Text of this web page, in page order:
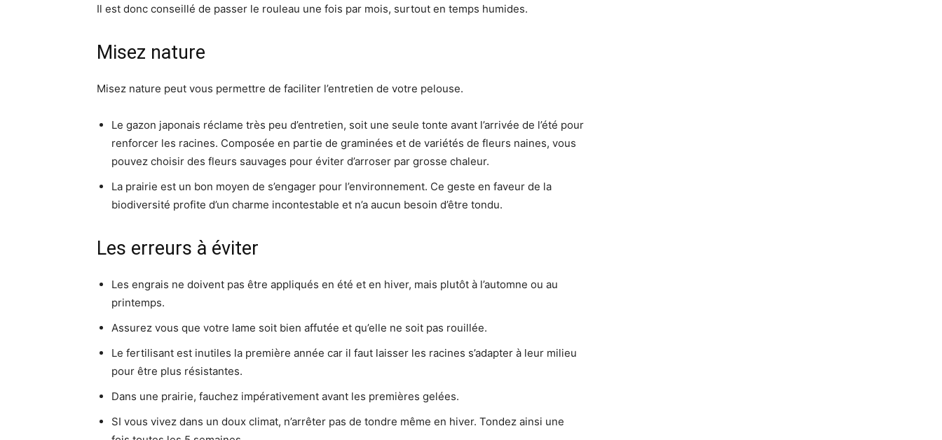
Il est donc conseillé de passer le rouleau une fois par mois, surtout en temps humides.
Misez nature
Misez nature peut vous permettre de faciliter l’entretien de votre pelouse.
Le gazon japonais réclame très peu d’entretien, soit une seule tonte avant l’arrivée de l’été pour
renforcer les racines. Composée en partie de graminées et de variétés de fleurs naines, vous
pouvez choisir des fleurs sauvages pour éviter d’arroser par grosse chaleur.
La prairie est un bon moyen de s’engager pour l’environnement. Ce geste en faveur de la
biodiversité profite d’un charme incontestable et n’a aucun besoin d’être tondu.
Les erreurs à éviter
Les engrais ne doivent pas être appliqués en été et en hiver, mais plutôt à l’automne ou au
printemps.
Assurez vous que votre lame soit bien affutée et qu’elle ne soit pas rouillée.
Le fertilisant est inutiles la première année car il faut laisser les racines s’adapter à leur milieu
pour être plus résistantes.
Dans une prairie, fauchez impérativement avant les premières gelées.
SI vous vivez dans un doux climat, n’arrêter pas de tondre même en hiver. Tondez ainsi une